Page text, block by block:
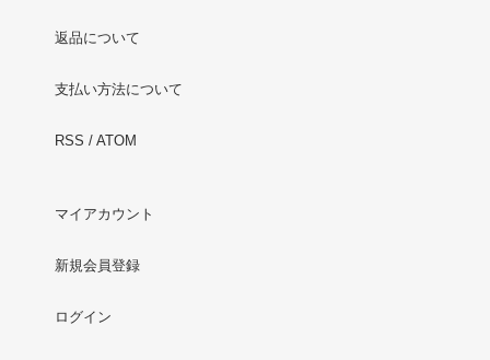
返品について
支払い方法について
RSS / ATOM
マイアカウント
新規会員登録
ログイン